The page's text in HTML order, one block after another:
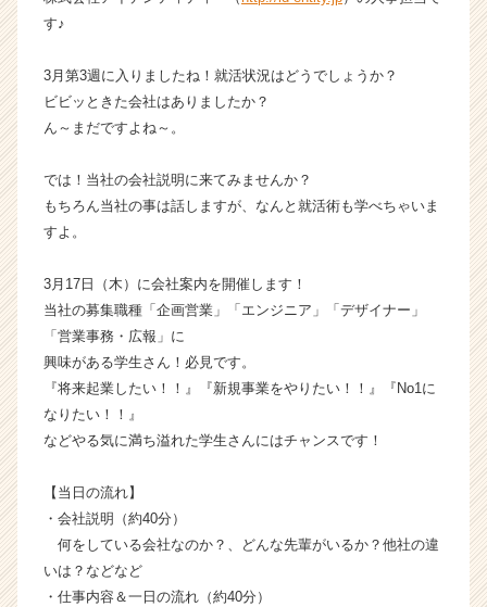
企
業
ス
カ
届
く
就
活
サ
チ
リ
（C
す♪
3月第3週に入りましたね！就活状況はどうでしょうか？
ビビッときた会社はありましたか？
ん～まだですよね～。
では！当社の会社説明に来てみませんか？
もちろん当社の事は話しますが、なんと就活術も学べちゃいま
すよ。
3月17日（木）に会社案内を開催します！
当社の募集職種「企画営業」「エンジニア」「デザイナー」
「営業事務・広報」に
興味がある学生さん！必見です。
『将来起業したい！！』『新規事業をやりたい！！』『No1に
なりたい！！』
などやる気に満ち溢れた学生さんにはチャンスです！
【当日の流れ】
・会社説明（約40分）
何をしている会社なのか？、どんな先輩がいるか？他社の違
いは？などなど
・仕事内容＆一日の流れ（約40分）